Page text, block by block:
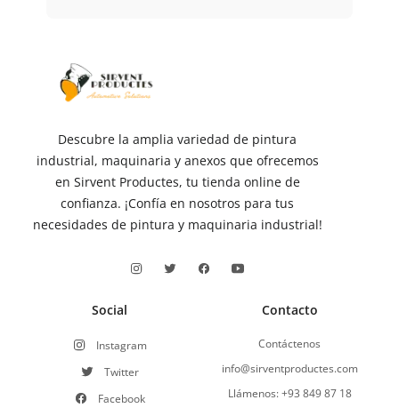
Descubre la amplia variedad de pintura
industrial, maquinaria y anexos que ofrecemos
en Sirvent Productes, tu tienda online de
confianza. ¡Confía en nosotros para tus
necesidades de pintura y maquinaria industrial!
Social
Instagram
Twitter
Facebook
Contacto
Contáctenos
info@sirventproductes.com
Llámenos: +93 849 87 18